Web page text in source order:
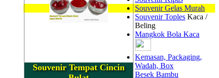
Souvenir Tempat Cincin
Souvenir Gelas Murah
Souvenir Toples Kaca /
Beling
Mangkok Bola Kaca
Kemasan, Packaging,
Wadah, Box
Besek Bambu